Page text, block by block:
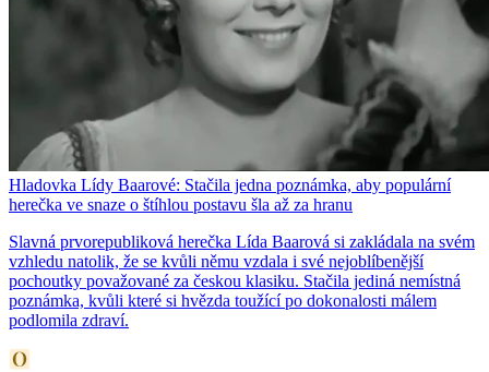
Hladovka Lídy Baarové: Stačila jedna poznámka, aby populární
herečka ve snaze o štíhlou postavu šla až za hranu
Slavná prvorepubliková herečka Lída Baarová si zakládala na svém
vzhledu natolik, že se kvůli němu vzdala i své nejoblíbenější
pochoutky považované za českou klasiku. Stačila jediná nemístná
poznámka, kvůli které si hvězda toužící po dokonalosti málem
podlomila zdraví.